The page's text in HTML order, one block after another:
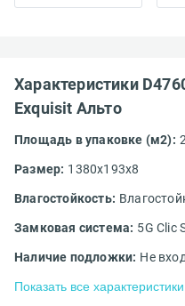
Характеристики
Exquisit Альто
Площадь в упаковке (м2):
Размер: 1380x193x8
Влагостойкость:
Замковая система: 5G Clic
Наличие подложки: Не
Показать все характеристики